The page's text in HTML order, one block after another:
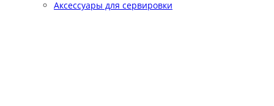
Аксессуары для сервировки